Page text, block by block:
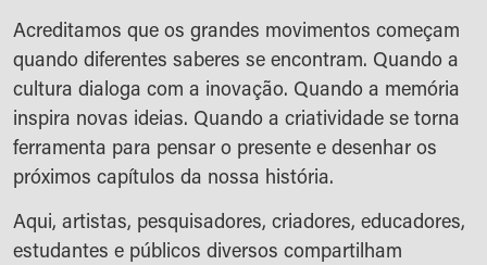
Acreditamos que os grandes movimentos começam
quando diferentes saberes se encontram. Quando a
cultura dialoga com a inovação. Quando a memória
inspira novas ideias. Quando a criatividade se torna
ferramenta para pensar o presente e desenhar os
próximos capítulos da nossa história.
Aqui, artistas, pesquisadores, criadores, educadores,
estudantes e públicos diversos compartilham